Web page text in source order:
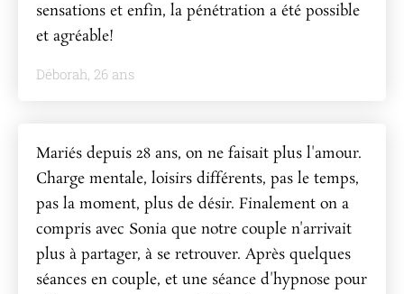
sensations et enfin, la pénétration a été possible
et agréable!
Déborah, 26 ans
Mariés depuis 28 ans, on ne faisait plus l'amour.
Charge mentale, loisirs différents, pas le temps,
pas la moment, plus de désir. Finalement on a
compris avec Sonia que notre couple n'arrivait
plus à partager, à se retrouver. Après quelques
séances en couple, et une séance d'hypnose pour